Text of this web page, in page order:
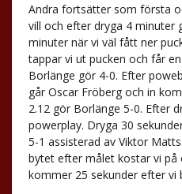
Andra fortsätter som första
vill och efter dryga 4 minuter
minuter när vi väl fått ner
tappar vi ut pucken och får
Borlänge gör 4-0. Efter
går Oscar Fröberg och in
2.12 gör Borlänge 5-0. Efter
powerplay. Dryga 30
5-1 assisterad av Viktor
bytet efter målet kostar vi på
kommer 25 sekunder efter vi